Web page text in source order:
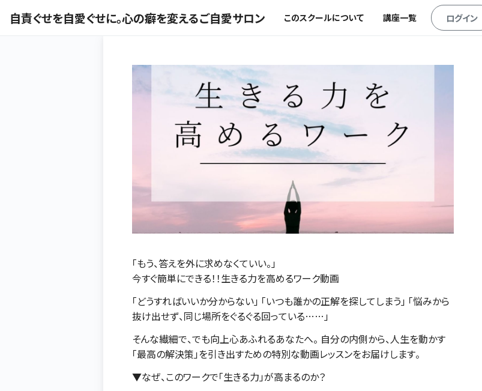
自責ぐせを自愛ぐせに。心の癖を変えるご自愛サロン このスクールについて 講座一覧 ログイン
「もう、答えを外に求めなくていい。」
今すぐ簡単にできる！！生きる力を高めるワーク動画
「どうすればいいか分からない」 「いつも誰かの正解を探してしまう」 「悩みから
抜け出せず、同じ場所をぐるぐる回っている……」
そんな繊細で、でも向上心あふれるあなたへ。 自分の内側から、人生を動かす
「最高の解決策」を引き出すための特別な動画レッスンをお届けします。
▼なぜ、このワークで「生きる力」が高まるのか？